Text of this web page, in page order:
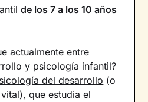
de los 7 a los 10 años
actualmente entre
y psicología infantil?
del desarrollo (o
que estudia el